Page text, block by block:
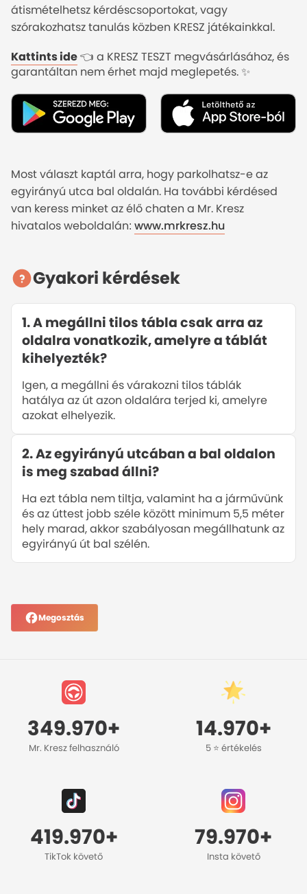
átismételhetsz kérdéscsoportokat, vagy
szórakozhatsz tanulás közben KRESZ játékainkkal.
Kattints ide👈 a KRESZ TESZT megvásárlásához, és
garantáltan nem érhet majd meglepetés. ✨
KRESZ TESZT APP bemutató
Most választ kaptál arra, hogy parkolhatsz-e az
egyirányú utca bal oldalán. Ha további kérdésed
van keress minket az élő chaten a Mr. Kresz
hivatalos weboldalán: www.mrkresz.hu
Gyakori kérdések
1.A megállni tilos tábla csak arra az
oldalra vonatkozik, amelyre a táblát
kihelyezték?
Igen, a megállni és várakozni tilos táblák
hatálya az út azon oldalára terjed ki, amelyre
azokat elhelyezik.
2.Az egyirányú utcában a bal oldalon
is meg szabad állni?
Ha ezt tábla nem tiltja, valamint ha a járművünk
és az úttest jobb széle között minimum 5,5 méter
hely marad, akkor szabályosan megállhatunk az
egyirányú út bal szélén.
Megosztás
349.970+
Mr. Kresz felhasználó
14.970+
5 ⭐️ értékelés
419.970+
TikTok követő
79.970+
Insta követő